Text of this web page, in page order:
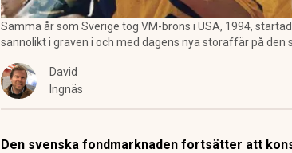
Samma år som Sverige tog VM-brons i USA, 1994,
sannolikt i graven i och med dagens nya storaffär på
David
Ingnäs
Den svenska fondmarknaden fortsätter att